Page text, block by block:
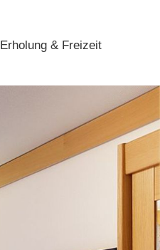
Erholung & Freizeit